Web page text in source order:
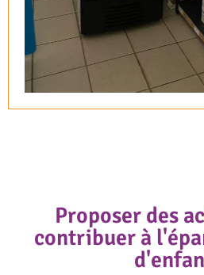
Proposer des
contribuer à